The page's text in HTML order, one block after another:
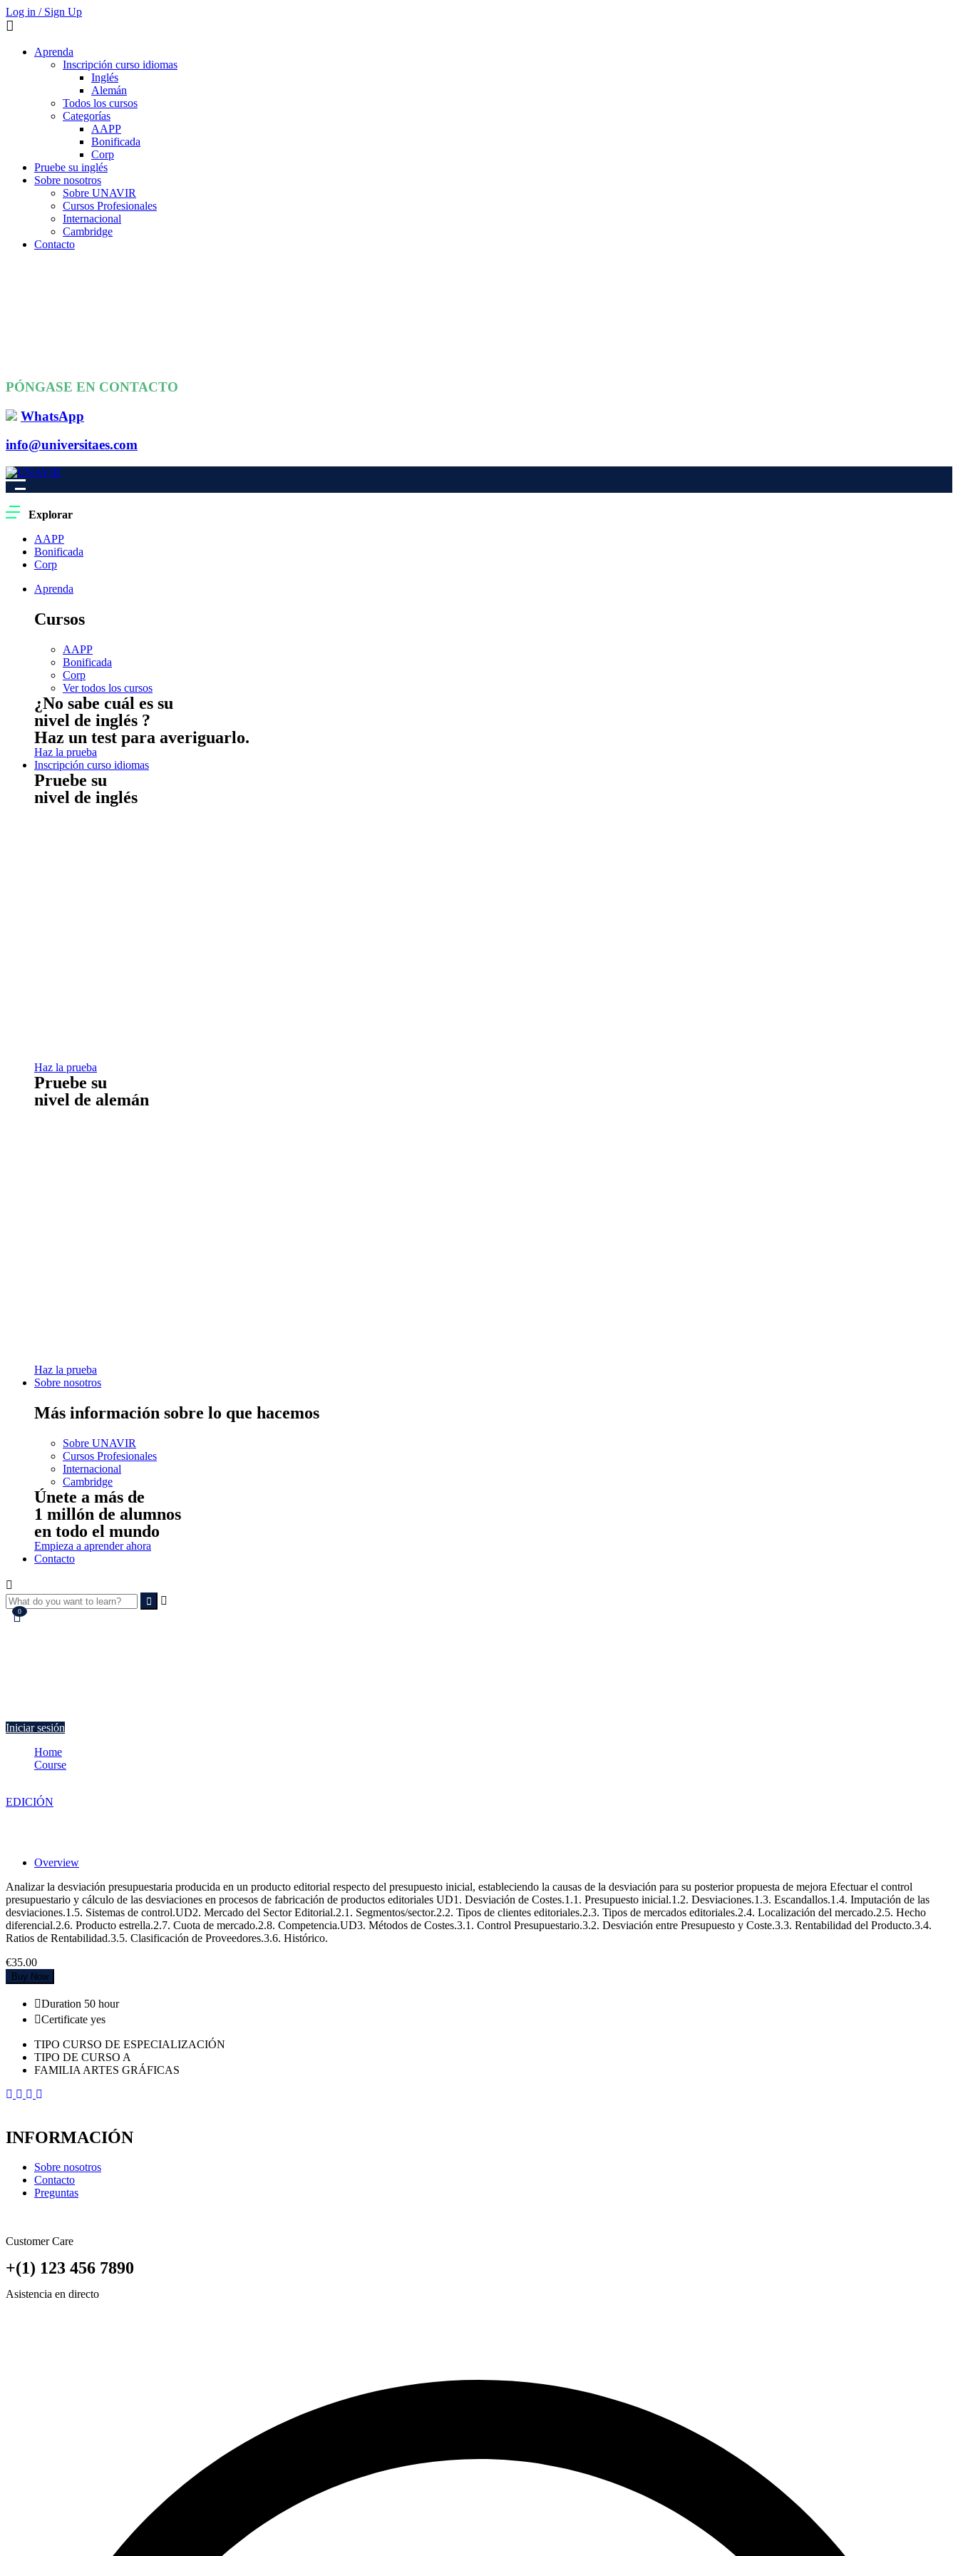
Log in / Sign Up
Aprenda
Inscripción curso idiomas
Inglés
Alemán
Todos los cursos
Categorías
AAPP
Bonificada
Corp
Pruebe su inglés
Sobre nosotros
Sobre UNAVIR
Cursos Profesionales
Internacional
Cambridge
Contacto
PÓNGASE EN CONTACTO
WhatsApp
info@universitaes.com
Explorar
AAPP
Bonificada
Corp
Aprenda
Cursos
AAPP
Bonificada
Corp
Ver todos los cursos
¿No sabe cuál es su
nivel de inglés ?
Haz un test para averiguarlo.
Haz la prueba
Inscripción curso idiomas
Pruebe su
nivel de inglés
Haz la prueba
Pruebe su
nivel de alemán
Haz la prueba
Sobre nosotros
Más información sobre lo que hacemos
Sobre UNAVIR
Cursos Profesionales
Internacional
Cambridge
Únete a más de
1 millón de alumnos
en todo el mundo
Empieza a aprender ahora
Contacto
0
Iniciar sesión
Home
Course
EDICIÓN
Overview
Analizar la desviación presupuestaria producida en un producto editorial respecto del presupuesto inicial, estableciendo la causas de la desviación para su posterior propuesta de mejora Efectuar el control
presupuestario y cálculo de las desviaciones en procesos de fabricación de productos editoriales UD1. Desviación de Costes.1.1. Presupuesto inicial.1.2. Desviaciones.1.3. Escandallos.1.4. Imputación de las
desviaciones.1.5. Sistemas de control.UD2. Mercado del Sector Editorial.2.1. Segmentos/sector.2.2. Tipos de clientes editoriales.2.3. Tipos de mercados editoriales.2.4. Localización del mercado.2.5. Hecho
diferencial.2.6. Producto estrella.2.7. Cuota de mercado.2.8. Competencia.UD3. Métodos de Costes.3.1. Control Presupuestario.3.2. Desviación entre Presupuesto y Coste.3.3. Rentabilidad del Producto.3.4.
Ratios de Rentabilidad.3.5. Clasificación de Proveedores.3.6. Histórico.
€35.00
Buy Now
Duration 50 hour
Certificate yes
TIPO CURSO DE ESPECIALIZACIÓN
TIPO DE CURSO A
FAMILIA ARTES GRÁFICAS
INFORMACIÓN
Sobre nosotros
Contacto
Preguntas
Customer Care
+(1) 123 456 7890
Asistencia en directo